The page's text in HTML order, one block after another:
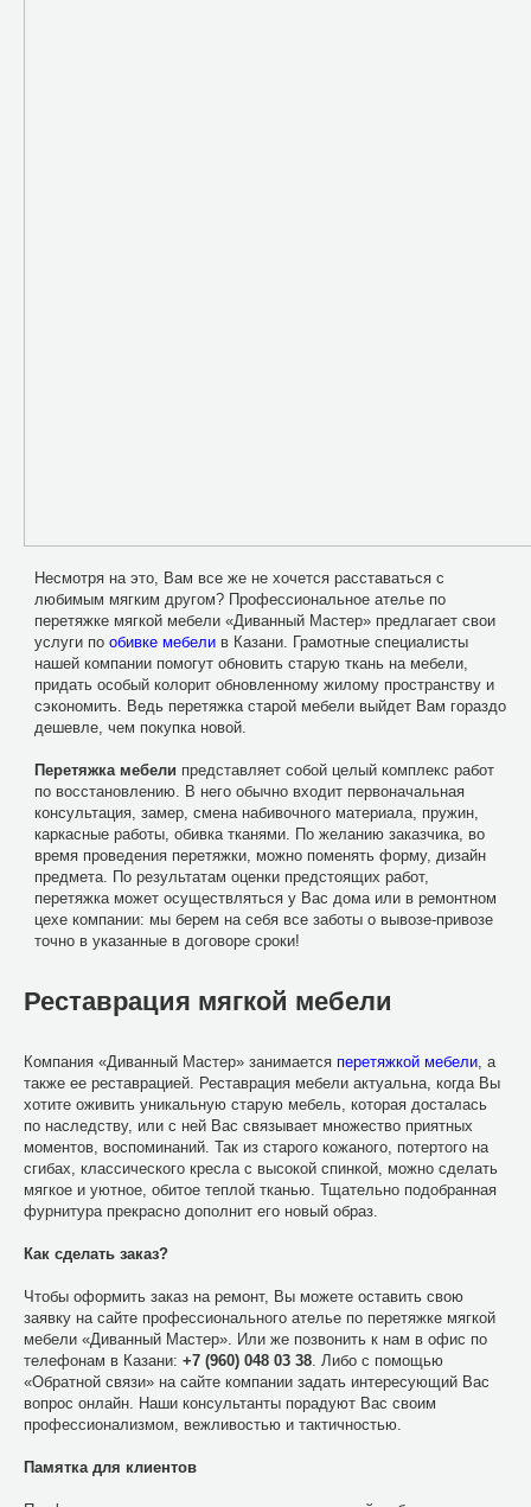
Несмотря на это, Вам все же не хочется расставаться с
любимым мягким другом? Профессиональное ателье по
перетяжке мягкой мебели «Диванный Мастер» предлагает свои
услуги по обивке мебели в Казани. Грамотные специалисты
нашей компании помогут обновить старую ткань на мебели,
придать особый колорит обновленному жилому пространству и
сэкономить. Ведь перетяжка старой мебели выйдет Вам гораздо
дешевле, чем покупка новой.
Перетяжка мебели представляет собой целый комплекс работ
по восстановлению. В него обычно входит первоначальная
консультация, замер, смена набивочного материала, пружин,
каркасные работы, обивка тканями. По желанию заказчика, во
время проведения перетяжки, можно поменять форму, дизайн
предмета. По результатам оценки предстоящих работ,
перетяжка может осуществляться у Вас дома или в ремонтном
цехе компании: мы берем на себя все заботы о вывозе-привозе
точно в указанные в договоре сроки!
Реставрация мягкой мебели
Компания «Диванный Мастер» занимается перетяжкой мебели, а
также ее реставрацией. Реставрация мебели актуальна, когда Вы
хотите оживить уникальную старую мебель, которая досталась
по наследству, или с ней Вас связывает множество приятных
моментов, воспоминаний. Так из старого кожаного, потертого на
сгибах, классического кресла с высокой спинкой, можно сделать
мягкое и уютное, обитое теплой тканью. Тщательно подобранная
фурнитура прекрасно дополнит его новый образ.
Как сделать заказ?
Чтобы оформить заказ на ремонт, Вы можете оставить свою
заявку на сайте профессионального ателье по перетяжке мягкой
мебели «Диванный Мастер». Или же позвонить к нам в офис по
телефонам в Казани: +7 (960) 048 03 38. Либо с помощью
«Обратной связи» на сайте компании задать интересующий Вас
вопрос онлайн. Наши консультанты порадуют Вас своим
профессионализмом, вежливостью и тактичностью.
Памятка для клиентов